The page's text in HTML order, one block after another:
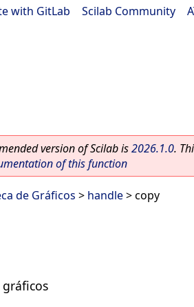
with GitLab Scilab Community
version of Scilab is2026.1.0.
of this function
de Gráficos > handle> copy